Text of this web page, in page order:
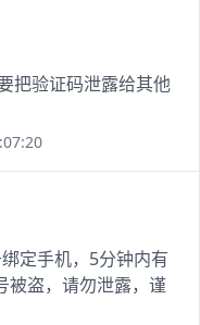
把验证码泄露给其他
绑定手机，5分钟内有
被盗，请勿泄露，谨